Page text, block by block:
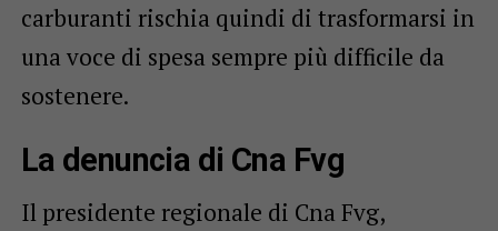
carburanti rischia quindi di trasformarsi in
una voce di spesa sempre più difficile da
sostenere.
La denuncia di Cna Fvg
Il presidente regionale di Cna Fvg,